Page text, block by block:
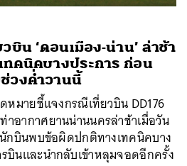
บิน ‘ดอนเมือง-น่าน’ ล่าช้า
คนิคบางประการ ก่อน
วงค่ำวานนี้
มายชี้แจงกรณีเที่ยวบิน DD176
อากาศยานน่านนครล่าช้าเมื่อวัน
กบินพบข้อผิดปกติทางเทคนิคบาง
บินและนำกลับเข้าหลุมจอดอีกครั้ง